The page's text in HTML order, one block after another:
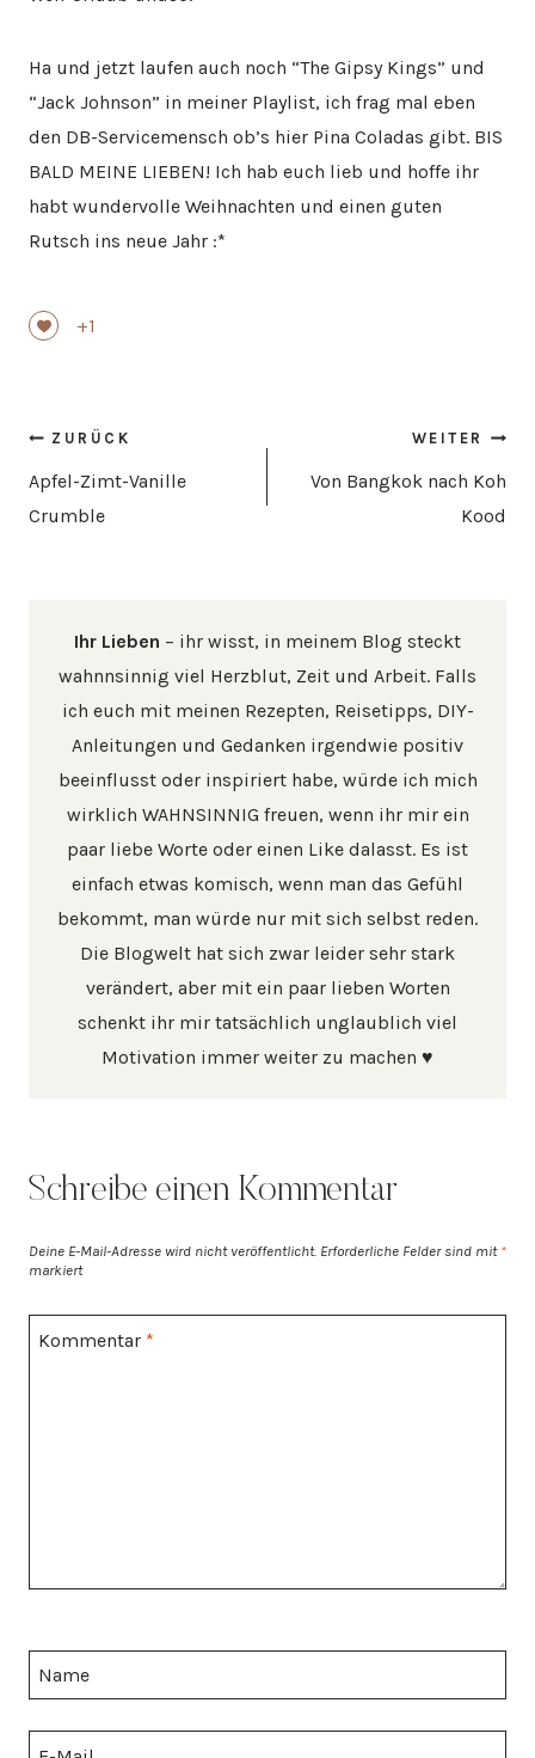
Ha und jetzt laufen auch noch “The Gipsy Kings” und
“Jack Johnson” in meiner Playlist, ich frag mal eben
den DB-Servicemensch ob’s hier Pina Coladas gibt. BIS
BALD MEINE LIEBEN! Ich hab euch lieb und hoffe ihr
habt wundervolle Weihnachten und einen guten
Rutsch ins neue Jahr :*
+1
Beitragsnavigation
ZURÜCK
Apfel-Zimt-Vanille
Crumble
WEITER
Von Bangkok nach Koh
Kood
Ihr Lieben – ihr wisst, in meinem Blog steckt
wahnnsinnig viel Herzblut, Zeit und Arbeit. Falls
ich euch mit meinen Rezepten, Reisetipps, DIY-
Anleitungen und Gedanken irgendwie positiv
beeinflusst oder inspiriert habe, würde ich mich
wirklich WAHNSINNIG freuen, wenn ihr mir ein
paar liebe Worte oder einen Like dalasst. Es ist
einfach etwas komisch, wenn man das Gefühl
bekommt, man würde nur mit sich selbst reden.
Die Blogwelt hat sich zwar leider sehr stark
verändert, aber mit ein paar lieben Worten
schenkt ihr mir tatsächlich unglaublich viel
Motivation immer weiter zu machen ♥
Schreibe einen Kommentar
Deine E-Mail-Adresse wird nicht veröffentlicht. Erforderliche Felder sind mit *
markiert
Kommentar *
Name